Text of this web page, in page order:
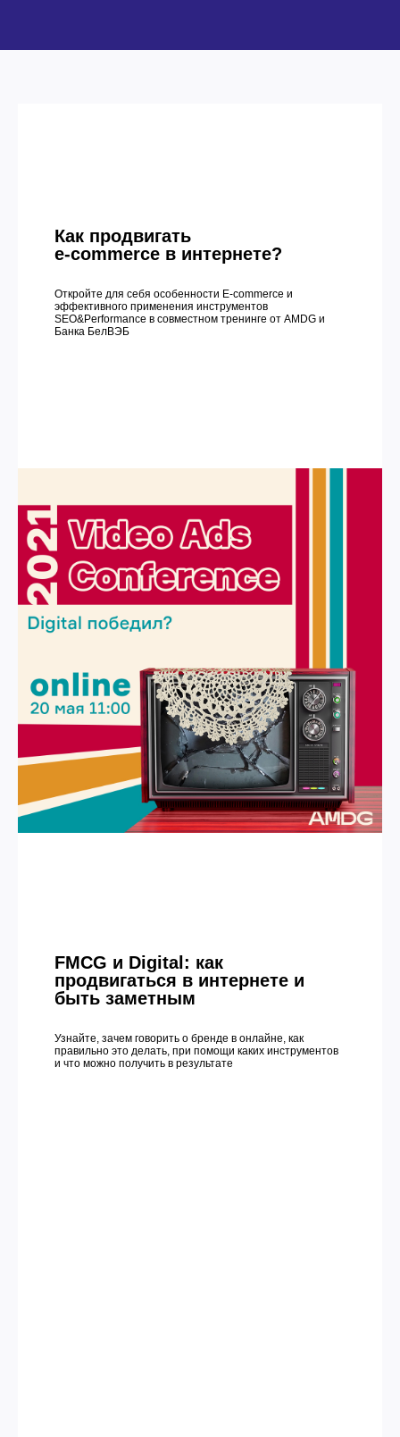
Как продвигать
e-commerce в интернете?
Откройте для себя особенности E-commerce и
эффективного применения инструментов
SEO&Performance в совместном тренинге от AMDG и
Банка БелВЭБ
FMCG и Digital: как
продвигаться в интернете и
быть заметным
Узнайте, зачем говорить о бренде в онлайне, как
правильно это делать, при помощи каких инструментов
и что можно получить в результате